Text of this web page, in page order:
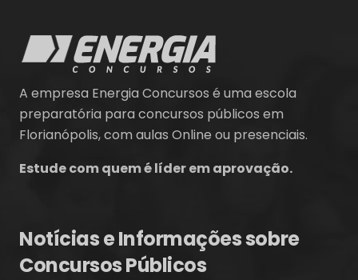
A empresa Energia Concursos é uma escola
preparatória para concursos públicos em
Florianópolis, com aulas Online ou presenciais.
Estude com quem é líder em aprovação.
Notícias e Informações sobre
Concursos Públicos